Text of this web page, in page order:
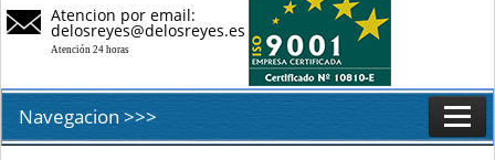
Atencion por email:
delosreyes@delosreyes.es
Atención 24 horas
Navegacion >>>